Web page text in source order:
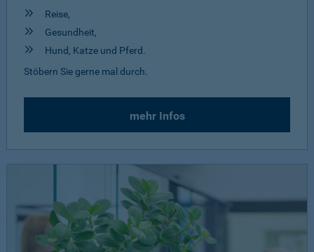
Reise,
Gesundheit,
Hund, Katze und Pferd.
Stöbern Sie gerne mal durch.
mehr Infos